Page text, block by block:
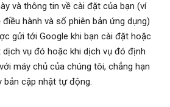
và thông tin về cài đặt của bạn (ví
điều hành và số phiên bản ứng dụng)
gửi tới Google khi bạn cài đặt hoặc
vụ đó hoặc khi dịch vụ đó định
máy chủ của chúng tôi, chẳng hạn
bản cập nhật tự động.